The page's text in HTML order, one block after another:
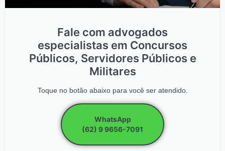
Fale com advogados
especialistas em Concursos
Públicos, Servidores Públicos e
Militares
Toque no botão abaixo para você ser atendido.
WhatsApp
(62) 9 9656-7091